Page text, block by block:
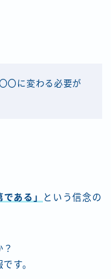
〇に変わる必要が
ある」
という信念の
す。